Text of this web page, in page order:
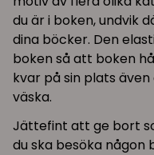
du är i boken, undvik
dina böcker. Den
boken så att boken
kvar på sin plats
väska.
Jättefint att ge bort
du ska besöka någon